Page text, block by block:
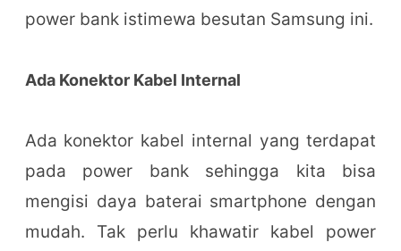
power bank istimewa besutan Samsung ini.
Ada Konektor Kabel Internal
Ada konektor kabel internal yang terdapat
pada power bank sehingga kita bisa
mengisi daya baterai smartphone dengan
mudah. Tak perlu khawatir kabel power